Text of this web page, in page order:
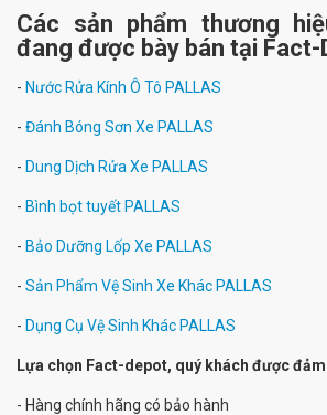
Các sản phẩm thương
đang được bày bán tại Fact-
- Nước Rửa Kính Ô Tô PALLAS
- Đánh Bóng Sơn Xe PALLAS
- Dung Dịch Rửa Xe PALLAS
- Bình bọt tuyết PALLAS
- Bảo Dưỡng Lốp Xe PALLAS
- Sản Phẩm Vệ Sinh Xe Khác PALLAS
- Dụng Cụ Vệ Sinh Khác PALLAS
Lựa chọn Fact-depot, quý khách được
- Hàng chính hãng có bảo hành